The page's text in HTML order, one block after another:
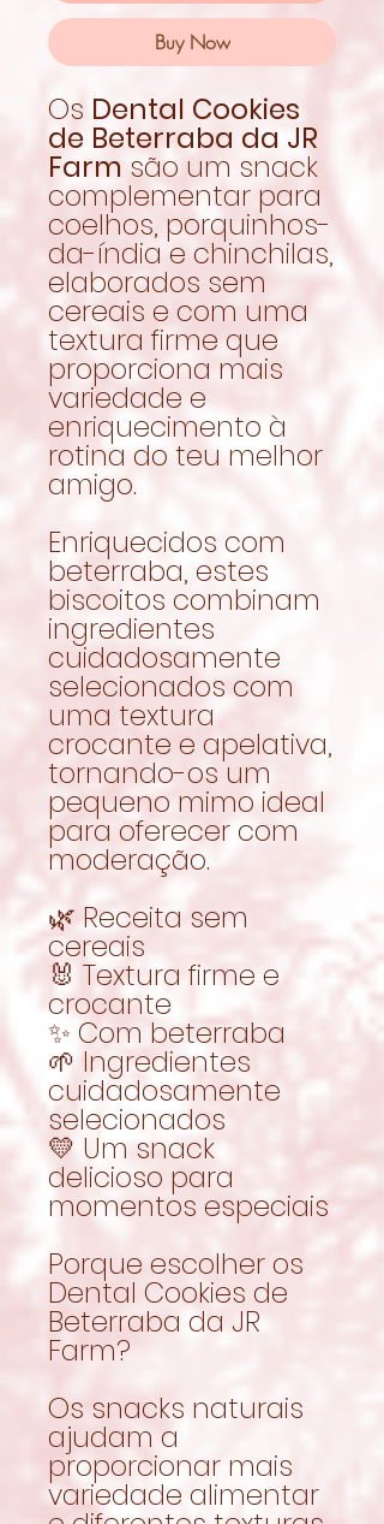
Buy Now
Os Dental Cookies
de Beterraba da JR
Farm são um snack
complementar para
coelhos, porquinhos-
da-índia e chinchilas,
elaborados sem
cereais e com uma
textura firme que
proporciona mais
variedade e
enriquecimento à
rotina do teu melhor
amigo.
Enriquecidos com
beterraba, estes
biscoitos combinam
ingredientes
cuidadosamente
selecionados com
uma textura
crocante e apelativa,
tornando-os um
pequeno mimo ideal
para oferecer com
moderação.
🌿 Receita sem
cereais
🐰 Textura firme e
crocante
✨ Com beterraba
🌱 Ingredientes
cuidadosamente
selecionados
💛 Um snack
delicioso para
momentos especiais
Porque escolher os
Dental Cookies de
Beterraba da JR
Farm?
Os snacks naturais
ajudam a
proporcionar mais
variedade alimentar